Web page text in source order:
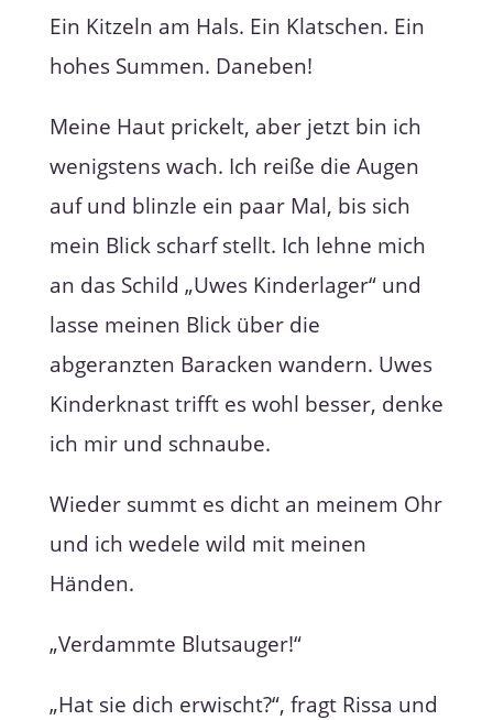
Ein Kitzeln am Hals. Ein Klatschen. Ein
hohes Summen. Daneben!
Meine Haut prickelt, aber jetzt bin ich
wenigstens wach. Ich reiße die Augen
auf und blinzle ein paar Mal, bis sich
mein Blick scharf stellt. Ich lehne mich
an das Schild „Uwes Kinderlager“ und
lasse meinen Blick über die
abgeranzten Baracken wandern. Uwes
Kinderknast trifft es wohl besser, denke
ich mir und schnaube.
Wieder summt es dicht an meinem Ohr
und ich wedele wild mit meinen
Händen.
„Verdammte Blutsauger!“
„Hat sie dich erwischt?“, fragt Rissa und